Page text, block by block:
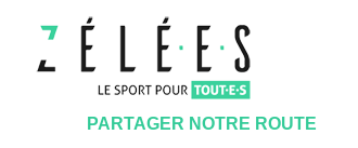
PARTAGER NOTRE ROUTE